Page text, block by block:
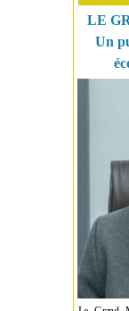
LE
Un